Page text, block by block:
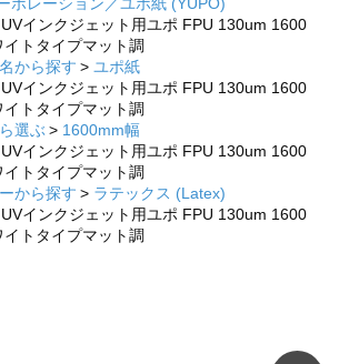
×
ポレーション／ユポ紙 (YUPO)
インクジェット用ユポ FPU 130um 1600
トタイプマット調
から探す
ユポ紙
インクジェット用ユポ FPU 130um 1600
トタイプマット調
選ぶ
1600mm幅
インクジェット用ユポ FPU 130um 1600
トタイプマット調
から探す
ラテックス (Latex)
インクジェット用ユポ FPU 130um 1600
トタイプマット調